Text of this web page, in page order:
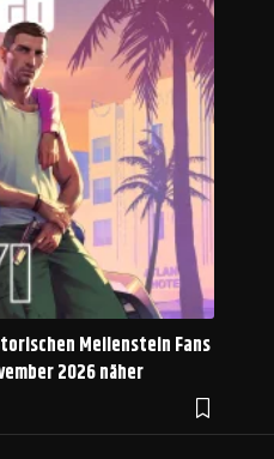
Meilenstein Fans
2026 näher